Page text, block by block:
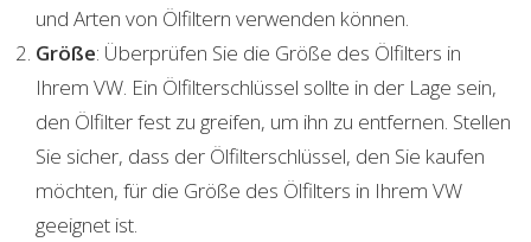
und Arten von Ölfiltern verwenden können.
Größe: Überprüfen Sie die Größe des Ölfilters in
Ihrem VW. Ein Ölfilterschlüssel sollte in der Lage sein,
den Ölfilter fest zu greifen, um ihn zu entfernen. Stellen
Sie sicher, dass der Ölfilterschlüssel, den Sie kaufen
möchten, für die Größe des Ölfilters in Ihrem VW
geeignet ist.